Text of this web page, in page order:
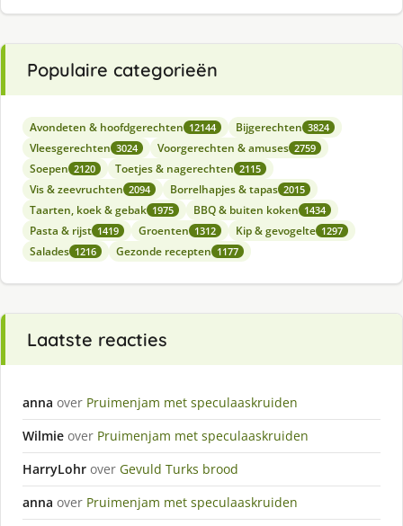
Populaire categorieën
Avondeten & hoofdgerechten 12144 Bijgerechten 3824
Vleesgerechten 3024 Voorgerechten & amuses 2759
Soepen 2120 Toetjes & nagerechten 2115
Vis & zeevruchten 2094 Borrelhapjes & tapas 2015
Taarten, koek & gebak 1975 BBQ & buiten koken 1434
Pasta & rijst 1419 Groenten 1312 Kip & gevogelte 1297
Salades 1216 Gezonde recepten 1177
Laatste reacties
anna over Pruimenjam met speculaaskruiden
Wilmie over Pruimenjam met speculaaskruiden
HarryLohr over Gevuld Turks brood
anna over Pruimenjam met speculaaskruiden